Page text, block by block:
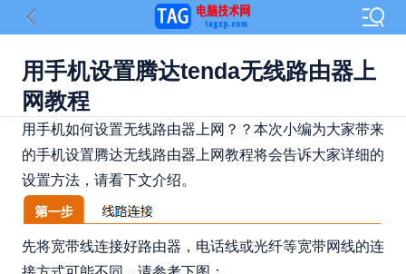
用手机设置腾达tenda无线路由器上
网教程
用手机如何设置无线路由器上网？？本次小编为大家带来
的手机设置腾达无线路由器上网教程将会告诉大家详细的
设置方法，请看下文介绍。
先将宽带线连接好路由器，电话线或光纤等宽带网线的连